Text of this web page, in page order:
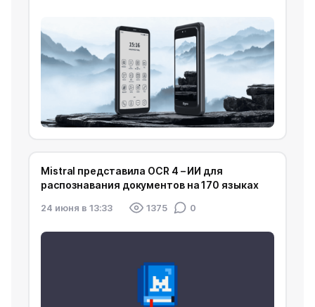
Mistral представила OCR 4 – ИИ для
распознавания документов на 170 языках
24 июня в 13:33 1375 0